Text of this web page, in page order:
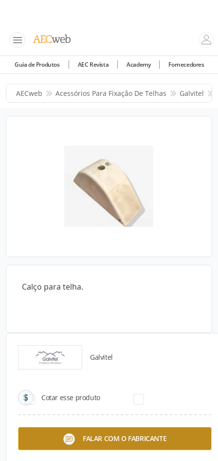
Guia de Produtos AEC Revista Academy Fornecedores
AECweb Acessórios Para Fixação De Telhas Galvitel
Calço para telha.
Galvitel
Cotar esse produto
FALAR COM O FABRICANTE
Catálogos para Download